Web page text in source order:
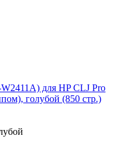
для HP CLJ Pro
голубой (850 стр.)